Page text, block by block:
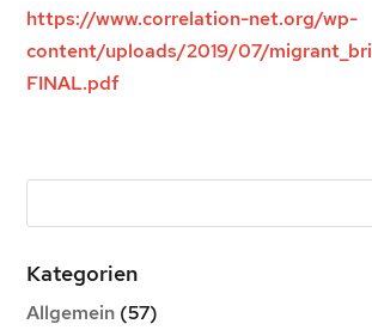
https://www.correlation-net.org/wp-
content/uploads/2019/07/
FINAL.pdf
Kategorien
Allgemein (57)